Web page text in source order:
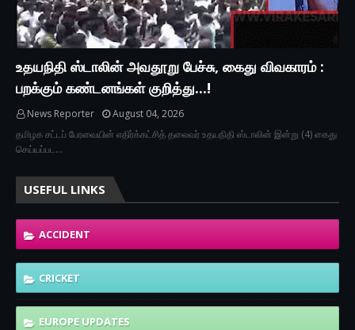
உதயநிதி ஸ்டாலின் அவதூறு பேச்சு, கைது விவகாரம் :
பறக்கும் கண்டனங்கள் குறித்து...!
News Reporter
August 04, 2026
தமிழக சட்டப் பேரவையின் எதிர்க்கட்சித் தலைவர் உதயநிதி ஸ்டாலின் இன்று (4) கைது
செய்யப்பட…
USEFUL LINKS
ACCIDENT
CRICKET
EUROPE UPDATES